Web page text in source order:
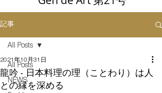
記事
All Posts
NEWS
All Posts
龍吟 - 日本料理の理（ことわり）は人
との縁を深める
2021年10月31日